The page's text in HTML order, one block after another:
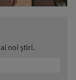
noi știri.